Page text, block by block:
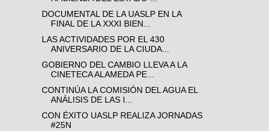
DOCUMENTAL DE LA UASLP EN LA
FINAL DE LA XXXI BIEN...
LAS ACTIVIDADES POR EL 430
ANIVERSARIO DE LA CIUDA...
GOBIERNO DEL CAMBIO LLEVA A LA
CINETECA ALAMEDA PE...
CONTINÚA LA COMISIÓN DEL AGUA EL
ANÁLISIS DE LAS I...
CON ÉXITO UASLP REALIZA JORNADAS
#25N